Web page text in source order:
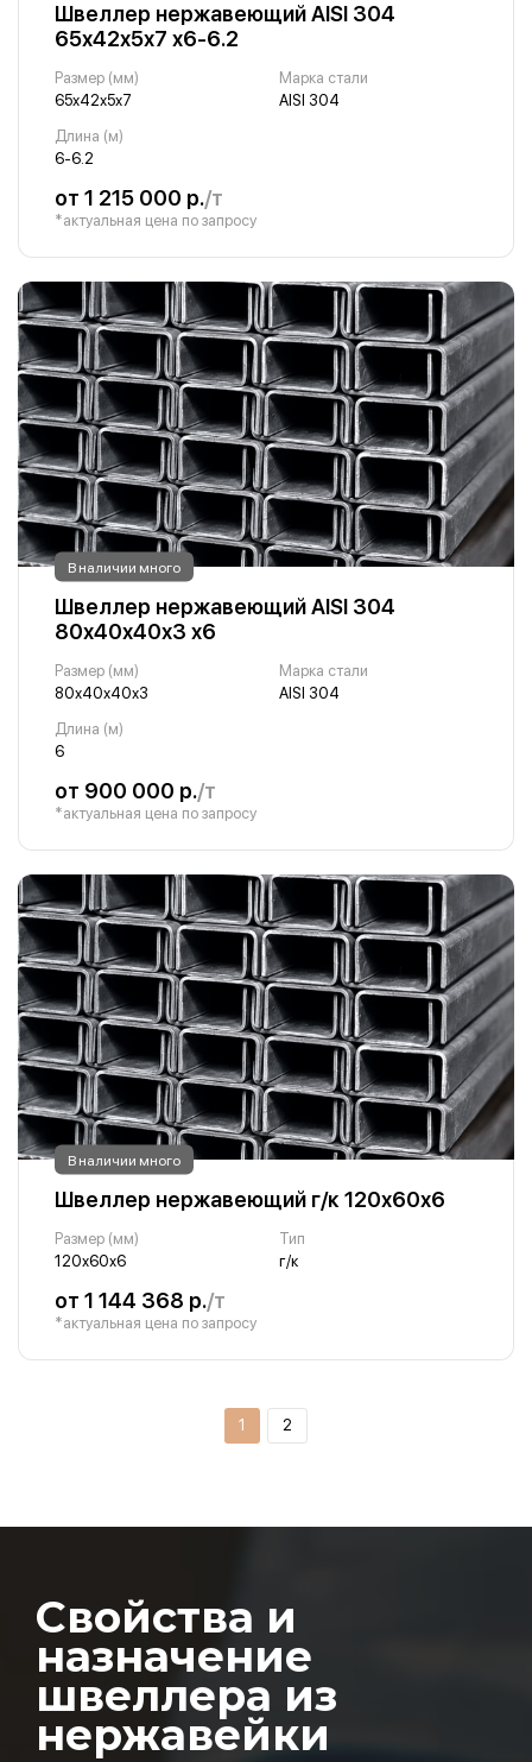
Швеллер нержавеющий AISI 304
65х42х5х7 х6-6.2
Размер (мм)
65х42х5х7
Марка стали
AISI 304
Длина (м)
6-6.2
от 1 215 000 р./т
*актуальная цена по запросу
В наличии много
Швеллер нержавеющий AISI 304
80х40х40х3 х6
Размер (мм)
80х40х40х3
Марка стали
AISI 304
Длина (м)
6
от 900 000 р./т
*актуальная цена по запросу
В наличии много
Швеллер нержавеющий г/к 120х60х6
Размер (мм)
120х60х6
Тип
г/к
от 1 144 368 р./т
*актуальная цена по запросу
1 2
Свойства и
назначение
швеллера из
нержавейки